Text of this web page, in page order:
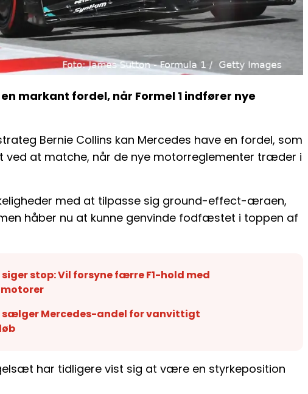
markant fordel, når Formel 1 indfører nye
Bernie Collins kan Mercedes have en fordel, som
ved at matche, når de nye motorreglementer træder i
med at tilpasse sig ground-effect-æraen,
håber nu at kunne genvinde fodfæstet i toppen af
stop: Vil forsyne færre F1-hold med
sælger Mercedes-andel for vanvittigt
har tidligere vist sig at være en styrkeposition